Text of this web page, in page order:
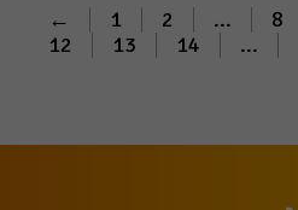
← 1 2 ... 8
12
13 14 ...